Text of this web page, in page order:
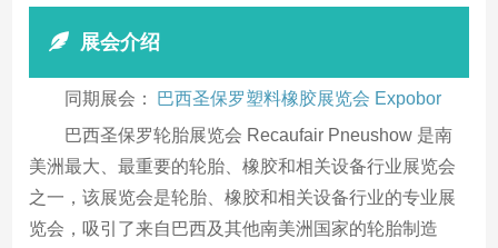
展会介绍
同期展会：
巴西圣保罗塑料橡胶展览会 Expobor
巴西圣保罗轮胎展览会 Recaufair Pneushow 是南
美洲最大、最重要的轮胎、橡胶和相关设备行业展览会
之一，该展览会是轮胎、橡胶和相关设备行业的专业展
览会，吸引了来自巴西及其他南美洲国家的轮胎制造